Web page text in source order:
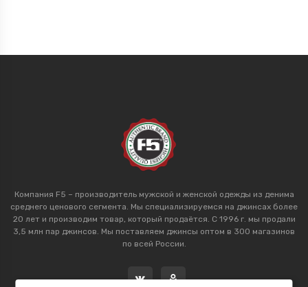
Компания F5 – производитель мужской и женской одежды из денима
среднего ценового сегмента. Мы специализируемся на джинсах более
20 лет и производим товар, который продаётся. С 1996 г. мы продали
3,5 млн пар джинсов. Мы поставляем джинсы оптом в 300 магазинов
по всей России.